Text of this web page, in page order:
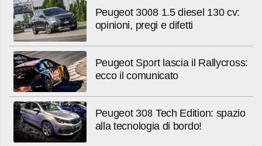
Peugeot 3008 1.5 diesel 130 cv:
opinioni, pregi e difetti
Peugeot Sport lascia il Rallycross:
ecco il comunicato
Peugeot 308 Tech Edition: spazio
alla tecnologia di bordo!